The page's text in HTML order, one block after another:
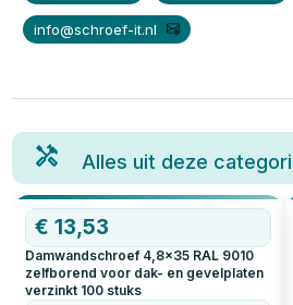
info@schroef-it.nl
Alles uit deze
€13,53
Damwandschroef 4,8x35 RAL 9010
zelfborend voor dak- en gevelplaten
verzinkt 100 stuks